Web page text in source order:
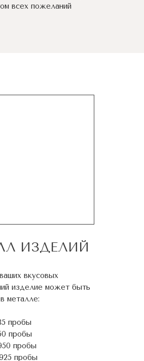
всех пожеланий
ИЗДЕЛИЙ
вкусовых
изделие может быть
металле:
пробы
пробы
пробы
пробы